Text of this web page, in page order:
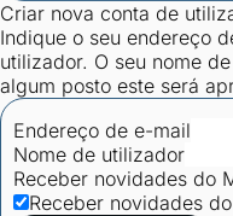
Criar nova conta de
Indique o seu endereço
utilizador. O seu nome
algum posto este será
Endereço de e-mail
Nome de utilizador
Receber novidades do
Receber novidades